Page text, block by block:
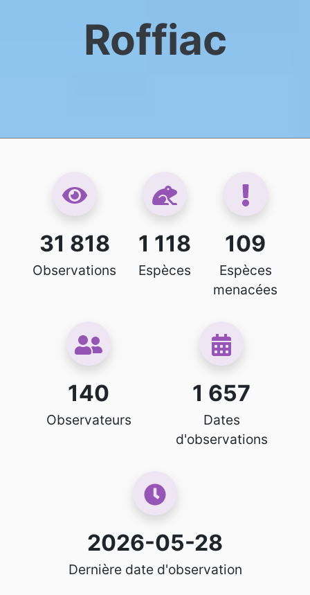
Roffiac
31 818
Observations
1 118
Espèces
109
Espèces
menacées
140
Observateurs
1 657
Dates
d'observations
2026-05-28
Dernière date d'observation